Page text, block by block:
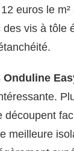
euros le m²
des vis à tôle
Onduline
découpent
meilleure